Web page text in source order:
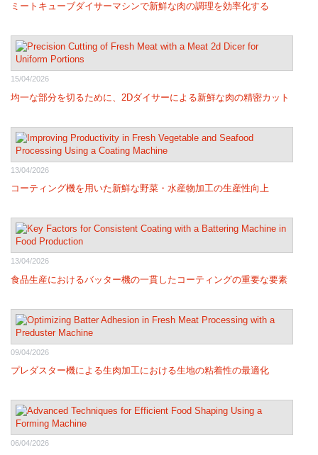
ミートキューブダイサーマシンで新鮮な肉の調理を効率化する
15/04/2026
均一な部分を切るために、2Dダイサーによる新鮮な肉の精密カット
13/04/2026
コーティング機を用いた新鮮な野菜・水産物加工の生産性向上
13/04/2026
食品生産におけるバッター機の一貫したコーティングの重要な要素
09/04/2026
プレダスター機による生肉加工における生地の粘着性の最適化
06/04/2026